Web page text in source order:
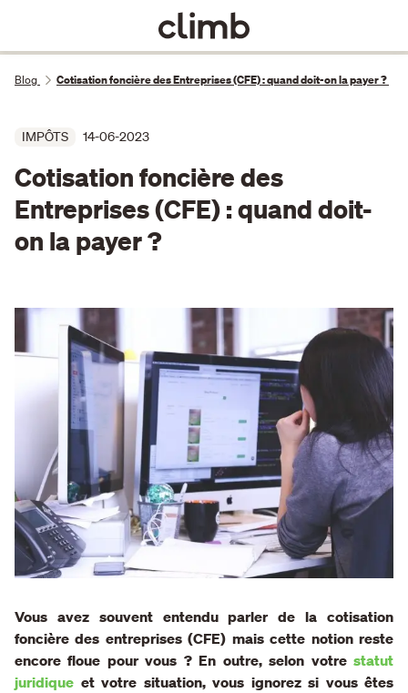
Blog Cotisation foncière des Entreprises (CFE) : quand doit-on la payer ?
IMPÔTS 14-06-2023
Cotisation foncière des
Entreprises (CFE) : quand doit-
on la payer ?
Vous avez souvent entendu parler de la cotisation
foncière des entreprises (CFE) mais cette notion reste
encore floue pour vous ? En outre, selon votre statut
juridique et votre situation, vous ignorez si vous êtes